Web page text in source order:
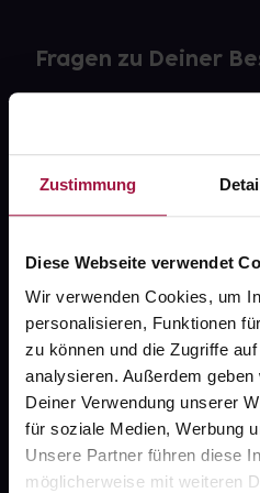
Zustimmung
Diese Webseite verwendet
Wir verwenden Cookies, um
personalisieren, Funktionen
zu können und die Zugriffe
analysieren. Außerdem
Deiner Verwendung unserer
für soziale Medien, Werbung
Unsere Partner führen diese
möglicherweise mit weiteren
Fragen zu Deiner
gesund.de
Über uns
Karriere
Newsletter